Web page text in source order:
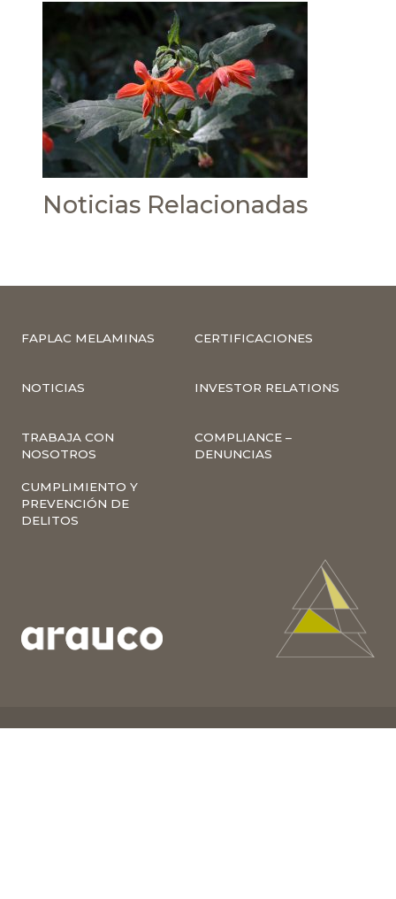
Noticias Relacionadas
FAPLAC MELAMINAS CERTIFICACIONES
NOTICIAS INVESTOR RELATIONS
TRABAJA CON
NOSOTROS
COMPLIANCE –
DENUNCIAS
CUMPLIMIENTO Y
PREVENCIÓN DE
DELITOS